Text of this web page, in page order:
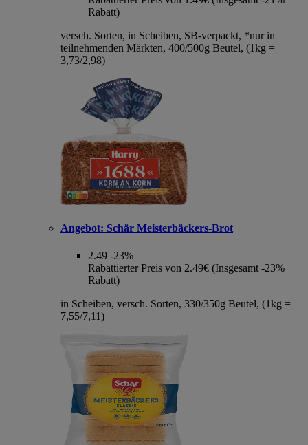
Rabatt)
versch. Sorten, in Scheiben, SB-verpackt, *nur in
teilnehmenden Märkten, 400/500g Beutel, (1kg =
3,73/2,98)
Angebot: Schär Meisterbäckers-Brot
2.49 -23%
Rabattierter Preis von 2.49€ (Insgesamt -23%
Rabatt)
in Scheiben, versch. Sorten, 330/350g Beutel, (1kg =
7,55/7,11)